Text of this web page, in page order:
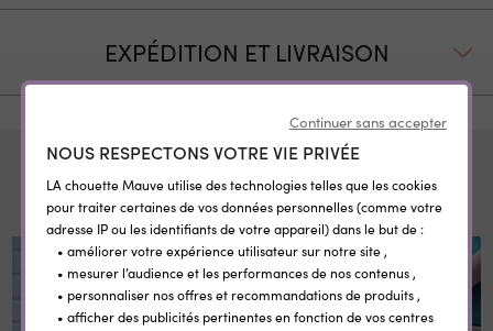
EXPÉDITION ET LIVRAISON
Pour compléter
Continuer sans accepter
NOUS RESPECTONS VOTRE VIE PRIVÉE
LA chouette Mauve utilise des technologies telles que les cookies
pour traiter certaines de vos données personnelles (comme votre
adresse IP ou les identifiants de votre appareil) dans le but de :
• améliorer votre expérience utilisateur sur notre site ,
• mesurer l’audience et les performances de nos contenus ,
• personnaliser nos offres et recommandations de produits ,
• afficher des publicités pertinentes en fonction de vos centres